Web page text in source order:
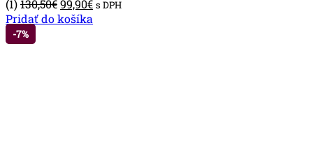
(1)130,50€
cena
99,90€ s DPH
Pridať do košíka
-7%